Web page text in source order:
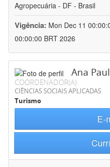
Agropecuária - DF - Brasil
Vigência: Mon Dec 11
00:00:00 BRT 2026
Ana
COORDENADOR(A)
CIÊNCIAS SOCIAIS APLICADAS
Turismo
E-